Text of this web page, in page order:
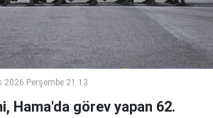
2026 Perşembe 21:13
Hama'da görev yapan 62.